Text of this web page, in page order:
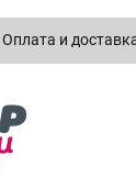
Оплата и